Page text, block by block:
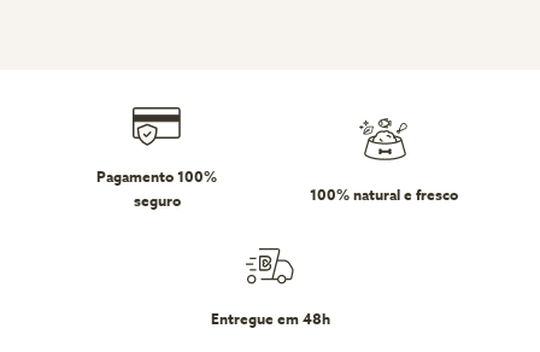
Pagamento 100%
seguro
100% natural e fresco
Entregue em 48h